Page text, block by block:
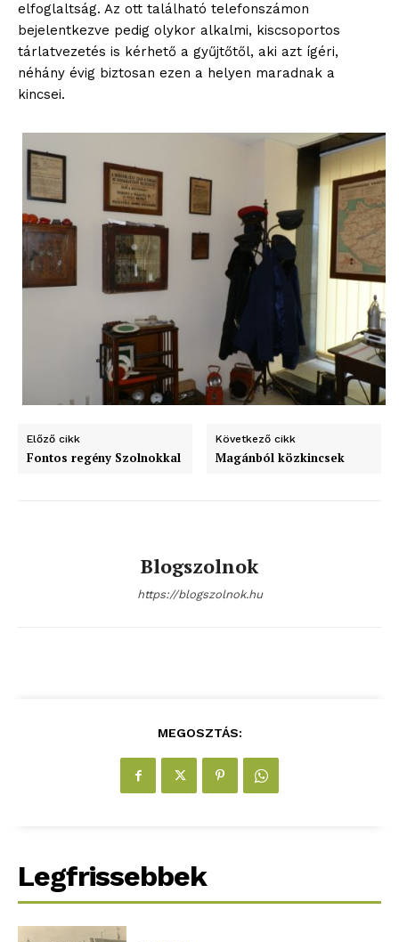
blogSZOLNOK
szubjektív élményportál
ELŐFIZETÉS
Hasznos
Előfizetés
elfoglaltság. Az ott található telefonszámon
bejelentkezve pedig olykor alkalmi, kiscsoportos
tárlatvezetés is kérhető a gyűjtőtől, aki azt ígéri,
néhány évig biztosan ezen a helyen maradnak a
kincsei.
Előző cikk
Fontos regény Szolnokkal
Következő cikk
Magánból közkincsek
Blogszolnok
https://blogszolnok.hu
MEGOSZTÁS:
Legfrissebbek